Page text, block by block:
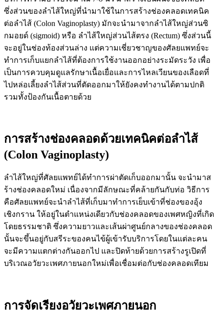
ซึ่งส่วนของลำไส้ใหญ่ที่นำมาใช้ในการสร้างช่องคลอดเทคนิค
ต่อลำไส้ (Colon Vaginoplasty) มักจะนำมาจากลำไส้ใหญ่ส่วนซิ
กมอยด์ (sigmoid) หรือ ลำไส้ใหญ่ส่วนไส้ตรง (Rectum) ซึ่งส่วนนี้
จะอยู่ในช่องท้องส่วนล่าง แต่ความเชี่ยวชาญของศัลยแพทย์จะ
ทำการเก็บแยกลำไส้ที่ต้องการใช้งานออกอย่างระมัดระวัง เพื่อ
เป็นการควบคุมดูแลรักษาเนื้อเยื่อและการไหลเวียนของเลือดที่
ไปหล่อเลี้ยงลำไส้ส่วนที่ตัดออกมาให้ยังคงทำงานได้ตามปกติ
รวมทั้งป้องกันเนื้อตายด้วย
การสร้างช่องคลอดด้วยเทคนิคต่อลำไส้
(Colon Vaginoplasty)
ลำไส้ใหญ่ที่ศัลยแพทย์ได้ทำการผ่าตัดเก็บออกมานั้น จะนำมาส
ร้างช่องคลอดใหม่ เนื่องจากมีลักษณะที่คล้ายกันกับท่อ วิธีการ
คือศัลยแพทย์จะนำลำไส้ที่เก็บมาทำการเย็บเข้าที่ช่องของอุ้ง
เชิงกราน ให้อยู่ในตำแหน่งเดียวกับช่องคลอดของเพศหญิงที่เกิด
โดยธรรมชาติ ซึ่งความยาวและเส้นผ่าศูนย์กลางของช่องคลอด
นั้นจะขึ้นอยู่กับสรีระของคนไข้ผู้เข้ารับบริการโดยในแต่ละคน
จะมีความแตกต่างกันออกไป และปิดท้ายด้วยการสร้างรูเปิดที่
บริเวณอวัยวะเพศภายนอกใหม่เพื่อเชื่อมต่อกับช่องคลอดเทียม
การจัดเรียงอวัยวะเพศภายนอก